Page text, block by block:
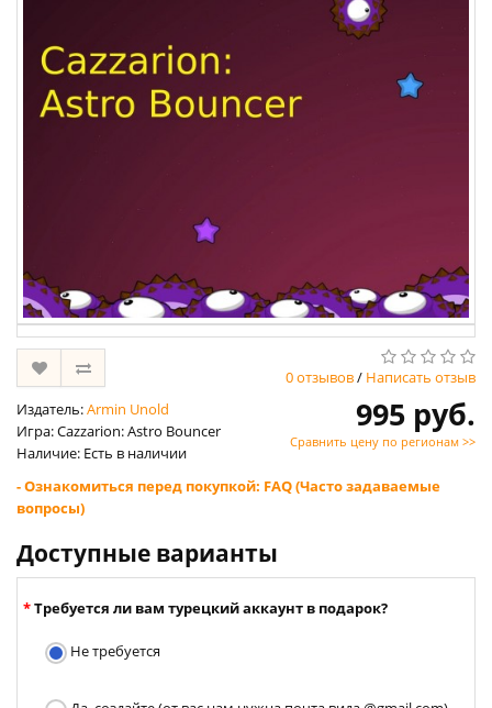
0 отзывов/ Написать отзыв
Издатель:Armin Unold
Игра: Cazzarion: Astro Bouncer
Наличие: Есть в наличии
995 руб.
Сравнить цену по регионам >>
- Ознакомиться перед покупкой: FAQ (Часто задаваемые
вопросы)
Доступные варианты
Требуется ли вам турецкий аккаунт в подарок?
Не требуется